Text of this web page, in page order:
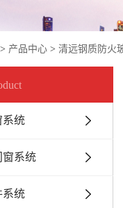
防火2-3小时防火门
火保温门系列
防火防爆门系列
火隔音窗系列
火洁净门系列
火密闭门系列
钢质防火玻璃隔断
质防火玻璃门
铝合金防火玻璃隔断
> 产品中心 > 清远钢质防火
系统
窗系统
系统